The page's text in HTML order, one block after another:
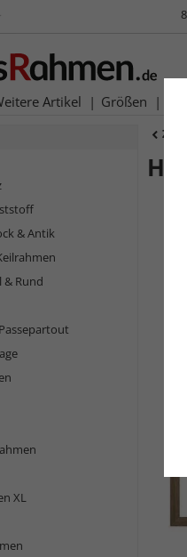
Artikel Größen
& Antik
& Rund
XL